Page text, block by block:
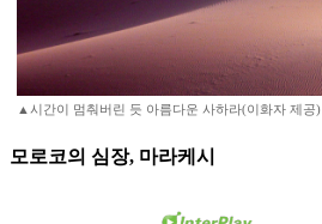
▲시간이 멈춰버린 듯 아름다운 사하라(이화자 제공)
모로코의 심장, 마라케시